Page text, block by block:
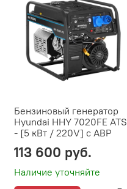
Бензиновый генератор
Hyundai HHY 7020FE ATS
- [5 кВт / 220V] с АВР
Наличие уточняйте
113 600 руб.